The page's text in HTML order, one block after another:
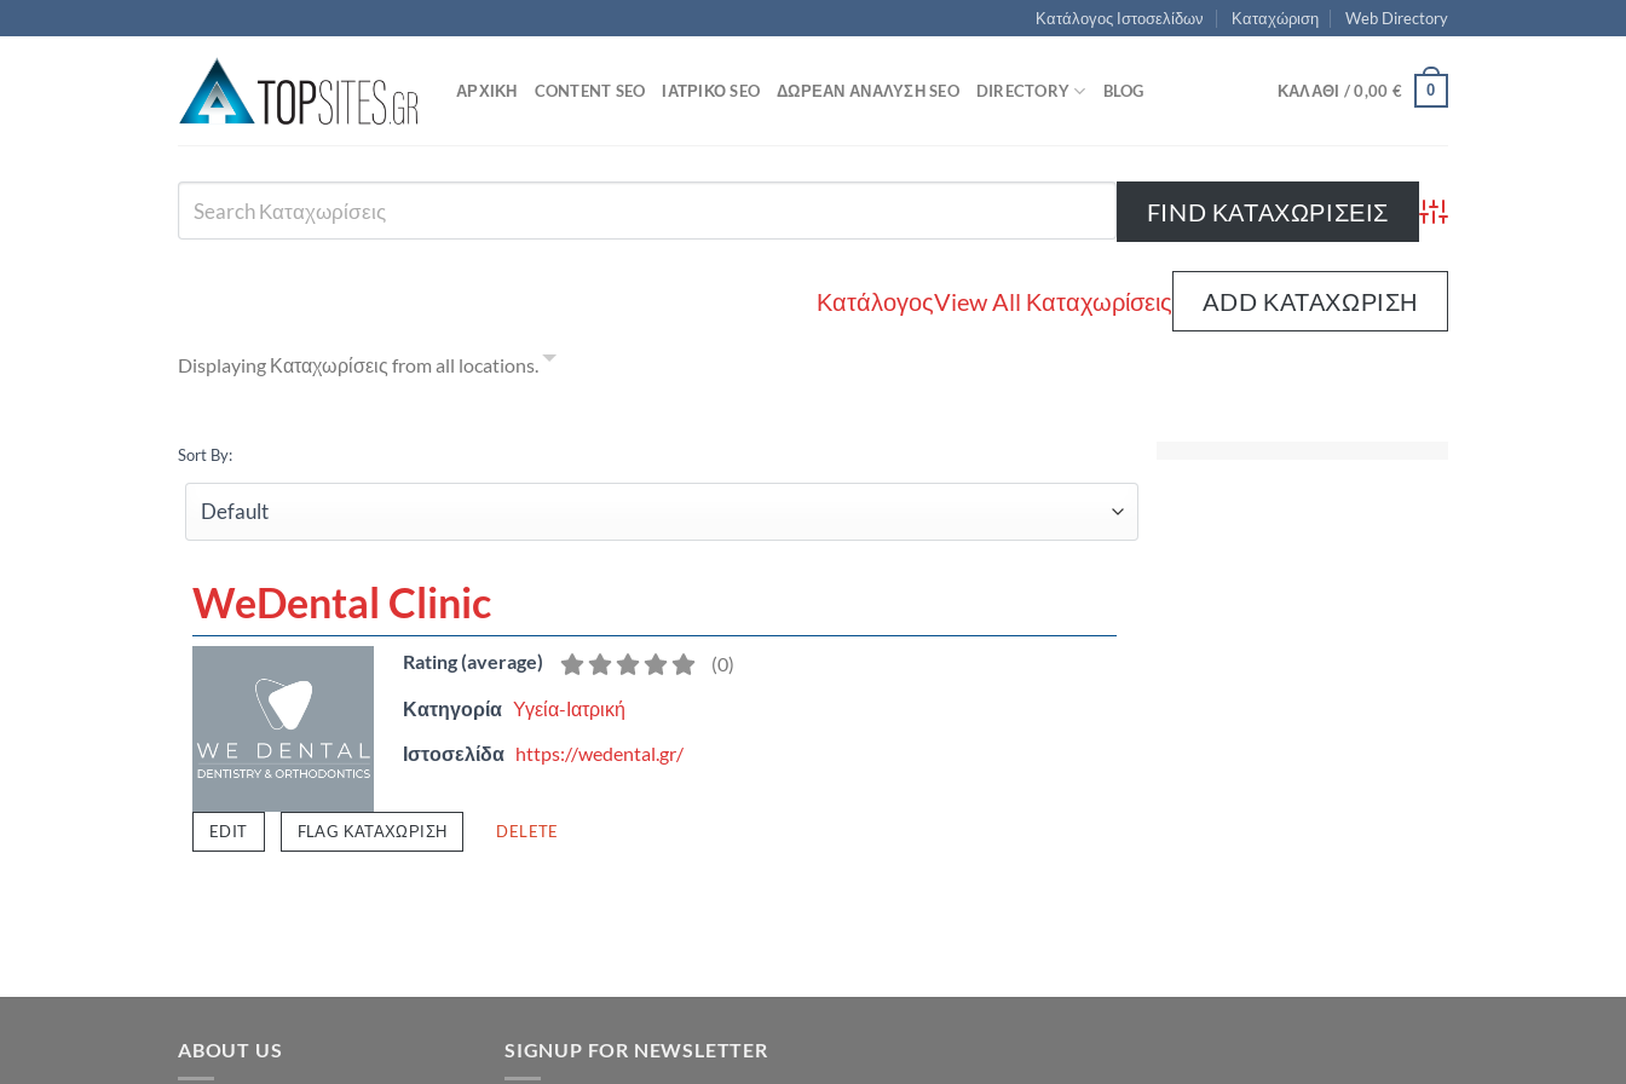
στο
Κατάλογος Ιστοσελίδων Καταχώριση Web Directory
ΑΡΧΙΚΗ CONTENT SEO ΙΑΤΡΙΚΌ SEO ΔΩΡΕΆΝ ΑΝΆΛΥΣΗ SEO DIRECTORY BLOG ΚΑΛΆΘΙ /0,00 € 0
Advanced Search
ΚατάλογοςView All Καταχωρίσεις ADD ΚΑΤΑΧΏΡΙΣΗ
Displaying Καταχωρίσεις from all locations.
Sort By:
WeDental Clinic
Rating (average) (0)
Κατηγορία Υγεία-Ιατρική
Ιστοσελίδα https://wedental.gr/
EDIT FLAG ΚΑΤΑΧΏΡΙΣΗ DELETE
ABOUT US SIGNUP FOR NEWSLETTER